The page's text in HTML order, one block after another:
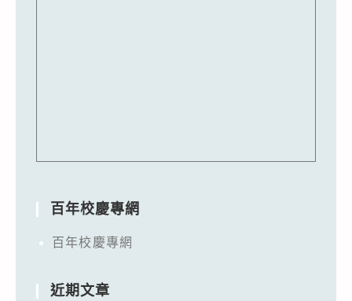
百年校慶專網
百年校慶專網
近期文章